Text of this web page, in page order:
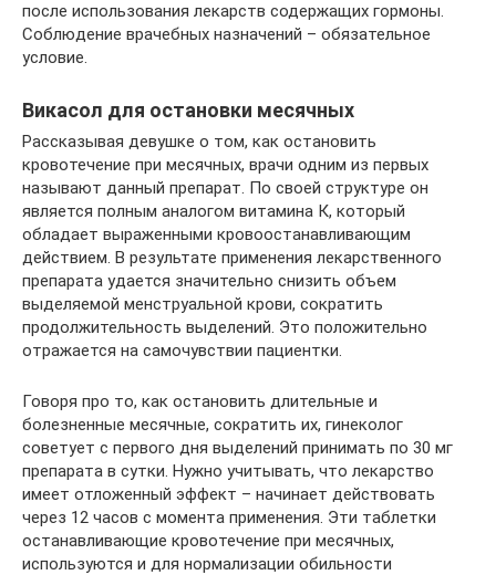
после использования лекарств содержащих гормоны.
Соблюдение врачебных назначений – обязательное
условие.
Викасол для остановки месячных
Рассказывая девушке о том, как остановить
кровотечение при месячных, врачи одним из первых
называют данный препарат. По своей структуре он
является полным аналогом витамина К, который
обладает выраженными кровоостанавливающим
действием. В результате применения лекарственного
препарата удается значительно снизить объем
выделяемой менструальной крови, сократить
продолжительность выделений. Это положительно
отражается на самочувствии пациентки.
Говоря про то, как остановить длительные и
болезненные месячные, сократить их, гинеколог
советует с первого дня выделений принимать по 30 мг
препарата в сутки. Нужно учитывать, что лекарство
имеет отложенный эффект – начинает действовать
через 12 часов с момента применения. Эти таблетки
останавливающие кровотечение при месячных,
используются и для нормализации обильности